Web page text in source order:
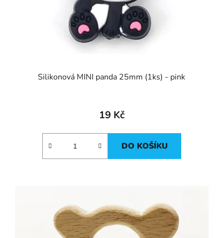
Silikonová MINI panda 25mm (1ks) - pink
19 Kč
DO KOŠÍKU